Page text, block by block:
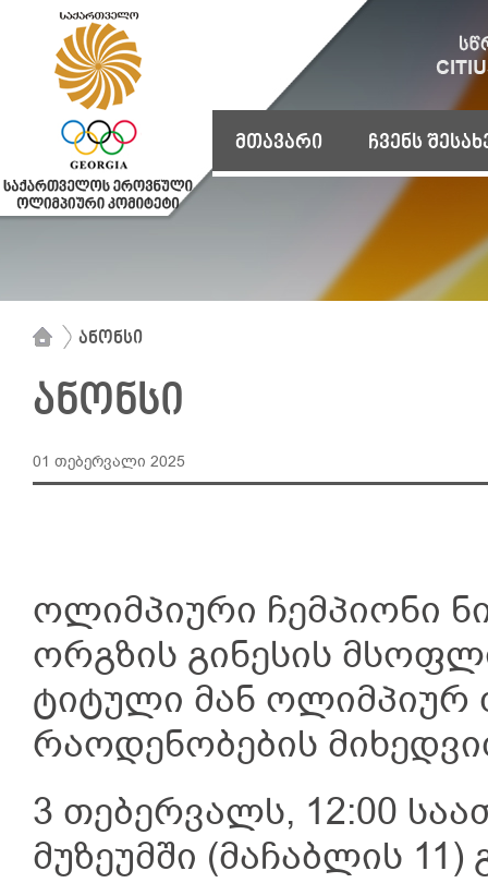
მთავარი ჩვენს
ანონსი
ანონსი
01 თებერვალი 2025
ოლიმპიური ჩემპიონი
ორგზის გინესის
ტიტული მან ოლიმპიურ
რაოდენობების
3 თებერვალს, 12:00
მუზეუმში (მაჩაბლის